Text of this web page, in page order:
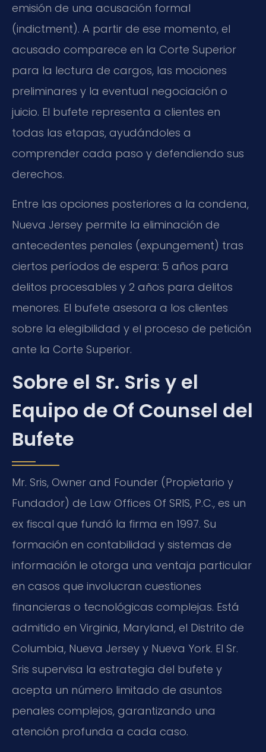
emisión de una acusación formal
(indictment). A partir de ese momento, el
acusado comparece en la Corte Superior
para la lectura de cargos, las mociones
preliminares y la eventual negociación o
juicio. El bufete representa a clientes en
todas las etapas, ayudándoles a
comprender cada paso y defendiendo sus
derechos.
Entre las opciones posteriores a la condena,
Nueva Jersey permite la eliminación de
antecedentes penales (expungement) tras
ciertos períodos de espera: 5 años para
delitos procesables y 2 años para delitos
menores. El bufete asesora a los clientes
sobre la elegibilidad y el proceso de petición
ante la Corte Superior.
Sobre el Sr. Sris y el
Equipo de Of Counsel del
Bufete
Mr. Sris, Owner and Founder (Propietario y
Fundador) de Law Offices Of SRIS, P.C., es un
ex fiscal que fundó la firma en 1997. Su
formación en contabilidad y sistemas de
información le otorga una ventaja particular
en casos que involucran cuestiones
financieras o tecnológicas complejas. Está
admitido en Virginia, Maryland, el Distrito de
Columbia, Nueva Jersey y Nueva York. El Sr.
Sris supervisa la estrategia del bufete y
acepta un número limitado de asuntos
penales complejos, garantizando una
atención profunda a cada caso.